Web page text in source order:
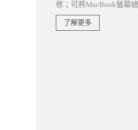
修；可將MacBook螢幕
了解更多